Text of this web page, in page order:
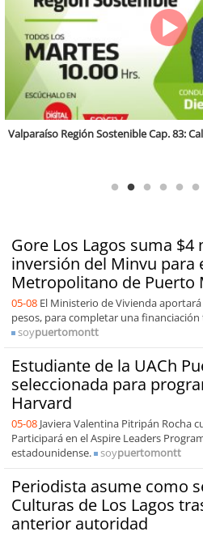
Gore Los Lagos suma
inversión del Minvu para
Metropolitano de Puerto
05-08 El Ministerio de Vivienda
pesos, para completar una
soypuertomontt
Estudiante de la UACh
seleccionada para
Harvard
05-08 Javiera Valentina Pitripán Rocha
Participará en el Aspire Leaders
estadounidense.
soypuertomontt
Periodista asume como
Culturas de Los Lagos
anterior autoridad